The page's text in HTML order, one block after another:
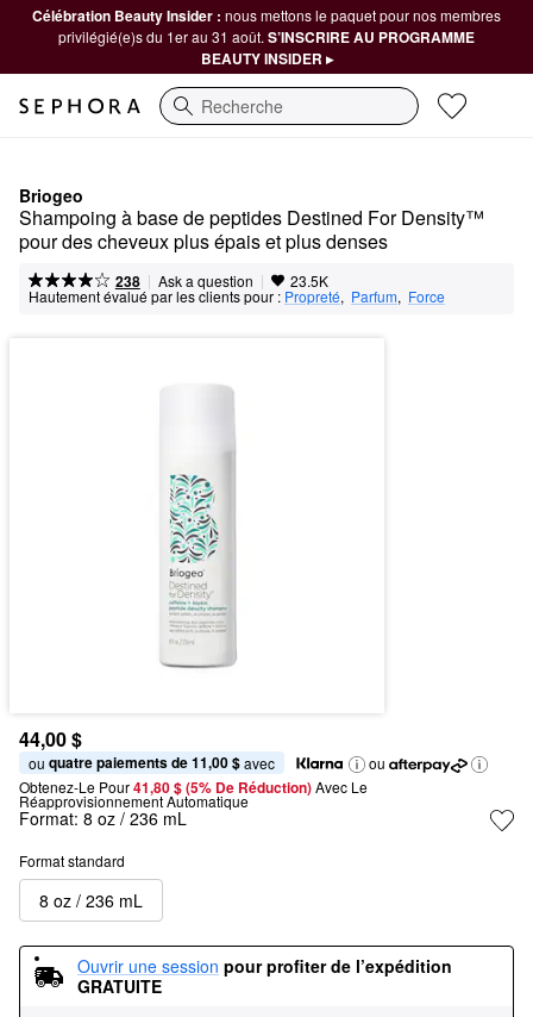
Célébration Beauty Insider : nous mettons le paquet pour nos membres
privilégié(e)s du 1er au 31 août. S’INSCRIRE AU PROGRAMME
BEAUTY INSIDER ▸
Recherche
Briogeo
Shampoing à base de peptides Destined For Density™
pour des cheveux plus épais et plus denses
238 | Ask a question | 23.5K
Hautement évalué par les clients pour : Propreté, Parfum, Force
44,00 $
ou quatre paiements de 11,00 $ avec
ou
Obtenez-Le Pour41,80 $ (5% De Réduction) Avec Le
Réapprovisionnement Automatique
Format: 8 oz / 236 mL
Format standard
8 oz / 236 mL
Ouvrir une session pour profiter de l’expédition
GRATUITE